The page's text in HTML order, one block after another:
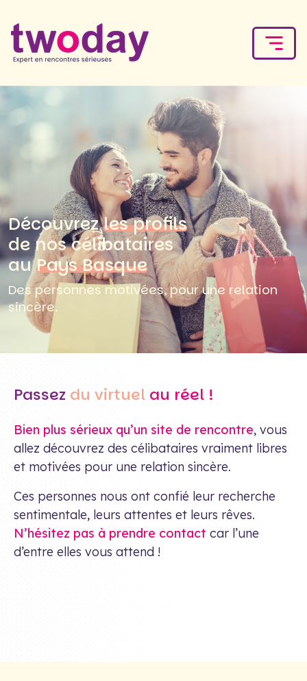
Découvrezles profils
de nos célibataires
auPays Basque
Des personnes motivées, pour une relation
sincère.
Passez du virtuel au réel !
Bien plus sérieux qu’un site de rencontre, vous
allez découvrez des célibataires vraiment libres
et motivées pour une relation sincère.
Ces personnes nous ont confié leur recherche
sentimentale, leurs attentes et leurs rêves.
N’hésitez pas à prendre contact car l’une
d’entre elles vous attend !